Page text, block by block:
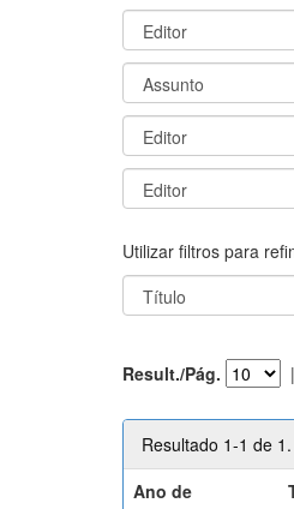
Utilizar filtros para
Result./Pág. |
Resultado 1-1 de 1.
Ano de